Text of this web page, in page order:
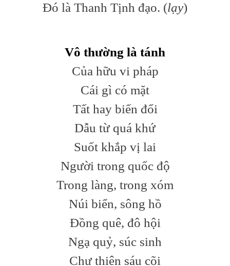
Đó là Thanh Tịnh đạo. (lạy)
Vô thường là tánh
Của hữu vi pháp
Cái gì có mặt
Tất hay biến đổi
Dẫu từ quá khứ
Suốt khắp vị lai
Người trong quốc độ
Trong làng, trong xóm
Núi biển, sông hồ
Đồng quê, đô hội
Ngạ quỷ, súc sinh
Chư thiên sáu cõi